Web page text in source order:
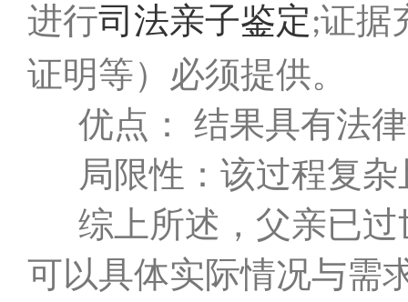
进行司法亲子鉴定;证据
证明等）必须提供。
优点： 结果具有法
局限性：该过程复
综上所述，父亲已
可以具体实际情况与需